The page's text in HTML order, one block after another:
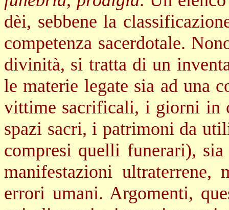
dèi, sebbene la
competenza sacerdotale.
divinità, si tratta di un
le materie legate sia ad una
vittime sacrificali, i giorni in
spazi sacri, i patrimoni da
compresi quelli funerari),
manifestazioni
errori umani. Argomenti,